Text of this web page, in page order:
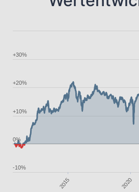
2015 2020
-10%
0%
+10%
+20%
+30%